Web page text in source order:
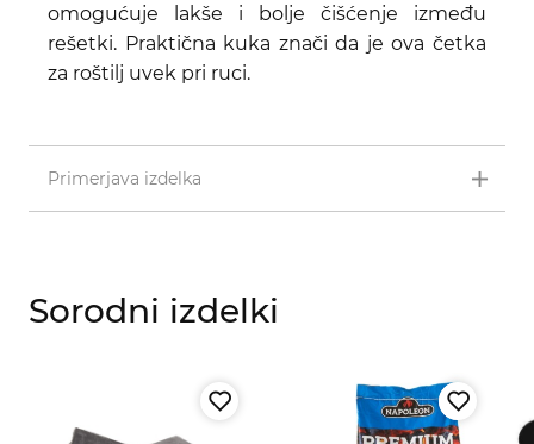
omogućuje lakše i bolje čišćenje između
rešetki. Praktična kuka znači da je ova četka
za roštilj uvek pri ruci.
Primerjava izdelka
Sorodni izdelki